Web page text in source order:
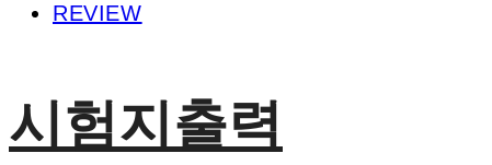
REVIEW
시험지출력